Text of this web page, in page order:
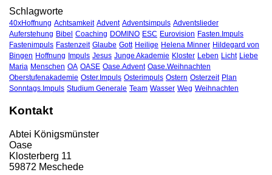
Schlagworte
40xHoffnung Achtsamkeit Advent Adventsimpuls Adventslieder
Auferstehung Bibel Coaching DOMINO ESC Eurovision Fasten.Impuls
Fastenimpuls Fastenzeit Glaube Gott Heilige Helena Minner Hildegard von
Bingen Hoffnung Impuls Jesus Junge Akademie Kloster Leben Licht Liebe
Maria Menschen OA OASE Oase.Advent Oase.Weihnachten
Oberstufenakademie Oster.Impuls Osterimpuls Ostern Osterzeit Plan
Sonntags.Impuls Studium Generale Team Wasser Weg Weihnachten
Kontakt
Abtei Königsmünster
Oase
Klosterberg 11
59872 Meschede